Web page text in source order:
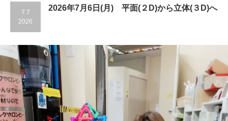
7.7
2026
2026年7月6日(月) 平面(２D)から立体(３D)へ